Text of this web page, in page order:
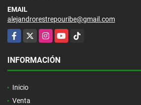
EMAIL
alejandrorestrepouribe@gmail.com
Facebook
X InstagramYouTubeTikTok
INFORMACIÓN
Inicio
Venta